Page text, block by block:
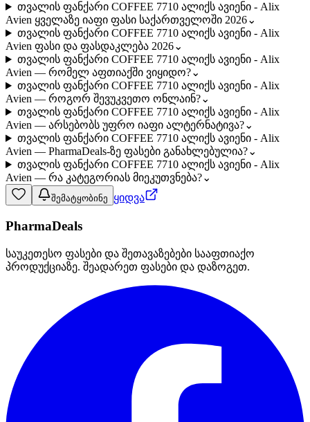
თვალის ფანქარი COFFEE 7710 ალიქს ავიენი - Alix
Avien ყველაზე იაფი ფასი საქართველოში 2026⌄
თვალის ფანქარი COFFEE 7710 ალიქს ავიენი - Alix
Avien ფასი და ფასდაკლება 2026⌄
თვალის ფანქარი COFFEE 7710 ალიქს ავიენი - Alix
Avien — რომელ აფთიაქში ვიყიდო?⌄
თვალის ფანქარი COFFEE 7710 ალიქს ავიენი - Alix
Avien — როგორ შევუკვეთო ონლაინ?⌄
თვალის ფანქარი COFFEE 7710 ალიქს ავიენი - Alix
Avien — არსებობს უფრო იაფი ალტერნატივა?⌄
თვალის ფანქარი COFFEE 7710 ალიქს ავიენი - Alix
Avien — PharmaDeals-ზე ფასები განახლებულია?⌄
თვალის ფანქარი COFFEE 7710 ალიქს ავიენი - Alix
Avien — რა კატეგორიას მიეკუთვნება?⌄
შემატყობინე ყიდვა
PharmaDeals
საუკეთესო ფასები და შეთავაზებები სააფთიაქო
პროდუქციაზე. შეადარეთ ფასები და დაზოგეთ.